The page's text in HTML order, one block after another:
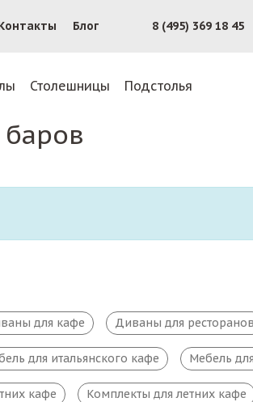
Блог 8 (495) 369 18 45
Столешницы Подстолья
для кафе Диваны для ресторанов
для итальянского кафе Мебель
кафе Комплекты для летних кафе